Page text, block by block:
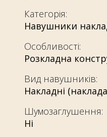
Категорія:
Навушники
Особливості:
Розкладна
Вид навушників:
Накладні
Шумозаглушення:
Ні